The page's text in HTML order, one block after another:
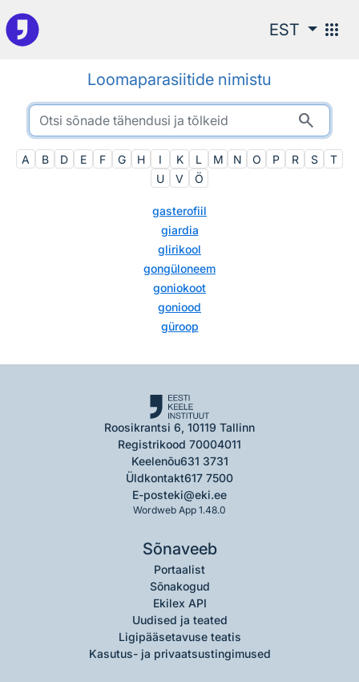
Otsingu juurde
EST apps
Loomaparasiitide nimistu
search
A B D E F G H I K L M N O P R S
T
U
V Ö
gasterofiil
giardia
glirikool
gongüloneem
goniokoot
goniood
güroop
Roosikrantsi 6, 10119 Tallinn
Registrikood 70004011
Keelenõu631 3731
Üldkontakt617 7500
E-posteki@eki.ee
Wordweb App 1.48.0
Sõnaveeb
Portaalist
Sõnakogud
Ekilex API
Uudised ja teated
Ligipääsetavuse teatis
Kasutus- ja privaatsustingimused